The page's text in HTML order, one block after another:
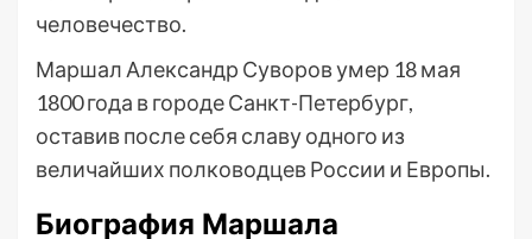
человечество.
Маршал Александр Суворов умер 18 мая
1800 года в городе Санкт-Петербург,
оставив после себя славу одного из
величайших полководцев России и Европы.
Биография Маршала